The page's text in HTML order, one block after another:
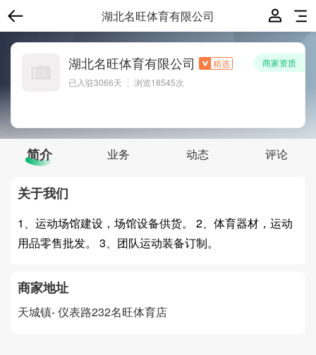
湖北名旺体育有限公司
商家资质
湖北名旺体育有限公司
精选
已入驻3066天 浏览18545次
简介 业务 动态 评论
关于我们
1、运动场馆建设，场馆设备供货。 2、体育器材，运动
用品零售批发。 3、团队运动装备订制。
商家地址
天城镇-仪表路232名旺体育店